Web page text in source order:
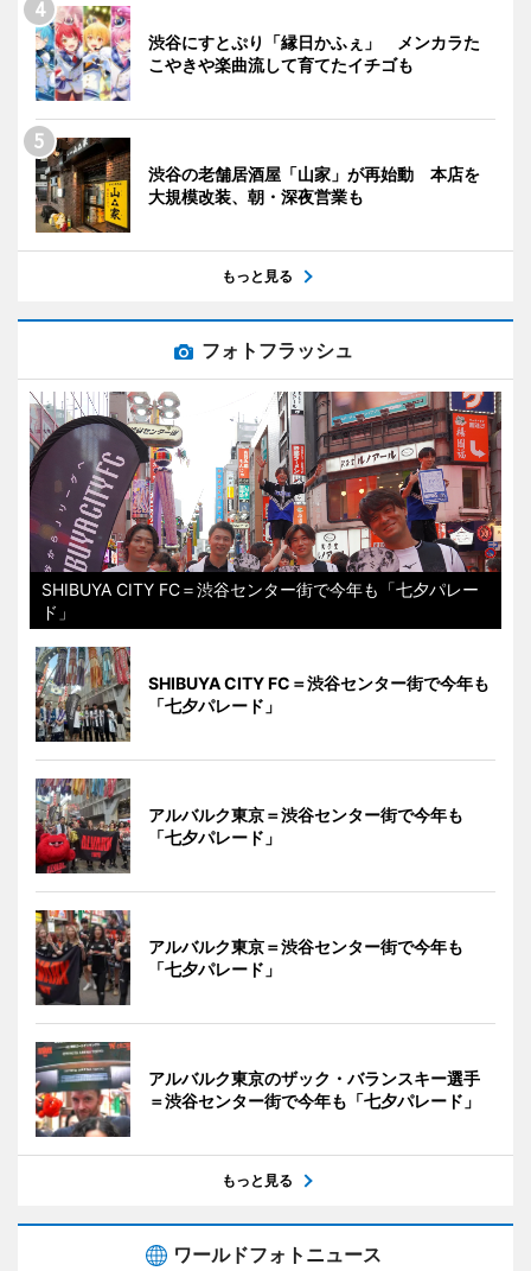
渋谷にすとぷり「縁日かふぇ」 メンカラた
こやきや楽曲流して育てたイチゴも
渋谷の老舗居酒屋「山家」が再始動 本店を
大規模改装、朝・深夜営業も
もっと見る
フォトフラッシュ
SHIBUYA CITY FC＝渋谷センター街で今年も「七夕パレー
ド」
SHIBUYA CITY FC＝渋谷センター街で今年も
「七夕パレード」
アルバルク東京＝渋谷センター街で今年も
「七夕パレード」
アルバルク東京＝渋谷センター街で今年も
「七夕パレード」
アルバルク東京のザック・バランスキー選手
＝渋谷センター街で今年も「七夕パレード」
もっと見る
ワールドフォトニュース